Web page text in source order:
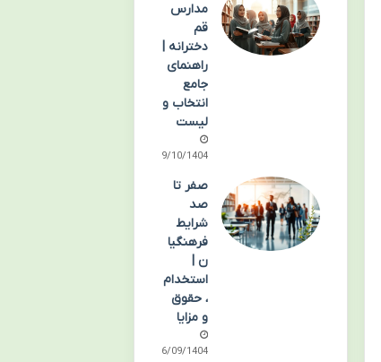
مدارس
قم
دخترانه |
راهنمای
جامع
انتخاب و
لیست
09/10/1404
صفر تا
صد
شرایط
فرهنگیا
ن |
استخدام
، حقوق
و مزایا
06/09/1404